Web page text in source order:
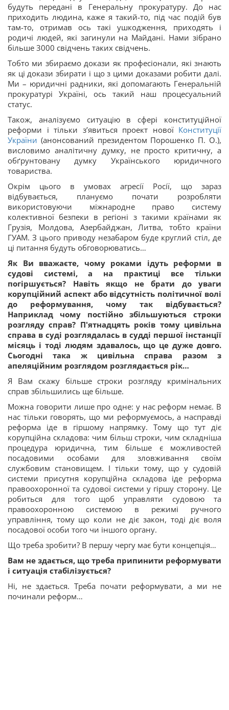
будуть передані в Генеральну прокуратуру. До нас
приходить людина, каже я такий-то, під час подій був
там-то, отримав ось такі ушкодження, приходять і
родичі людей, які загинули на Майдані. Нами зібрано
більше 3000 свідчень таких свідчень.
Тобто ми збираємо докази як професіонали, які знають
як ці докази збирати і що з цими доказами робити далі.
Ми – юридичні радники, які допомагають Генеральній
прокуратурі Україні, ось такий наш процесуальний
статус.
Також, аналізуємо ситуацію в сфері конституційної
реформи і тільки з’явиться проект нової Конституції
України (анонсований президентом Порошенко П. О.),
висловимо аналітичну думку, не просто критичну, а
обґрунтовану думку Українського юридичного
товариства.
Окрім цього в умовах агресії Росії, що зараз
відбувається, плануємо почати розробляти
використовуючи міжнародне право систему
колективної безпеки в регіоні з такими країнами як
Грузія, Молдова, Азербайджан, Литва, тобто країни
ГУАМ. З цього приводу незабаром буде круглий стіл, де
ці питання будуть обговорюватись…
Як Ви вважаєте, чому роками ідуть реформи в
судові системі, а на практиці все тільки
погіршується? Навіть якщо не брати до уваги
корупційний аспект або відсутність політичної волі
до реформування, чому так відбувається?
Наприклад чому постійно збільшуються строки
розгляду справ? П'ятнадцять років тому цивільна
справа в суді розглядалась в судді першої інстанції
місяць і тоді людям здавалось, що це дуже довго.
Сьогодні така ж цивільна справа разом з
апеляційним розглядом розглядається рік…
Я Вам скажу більше строки розгляду кримінальних
справ збільшились ще більше.
Можна говорити лише про одне: у нас реформ немає. В
нас тільки говорять, що ми реформуємось, а насправді
реформа іде в гіршому напрямку. Тому що тут діє
корупційна складова: чим більш строки, чим складніша
процедура юридична, тим більше є можливостей
посадовими особами для зловживання своїм
службовим становищем. І тільки тому, що у судовій
системи присутня корупційна складова іде реформа
правоохоронної та судової системи у гіршу сторону. Це
робиться для того щоб управляти судовою та
правоохоронною системою в режимі ручного
управління, тому що коли не діє закон, тоді діє воля
посадової особи того чи іншого органу.
Що треба зробити? В першу чергу має бути концепція…
Вам не здається, що треба припинити реформувати
і ситуація стабілізується?
Ні, не здається. Треба почати реформувати, а ми не
починали реформ…